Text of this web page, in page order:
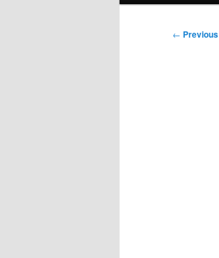
Post
← Previous